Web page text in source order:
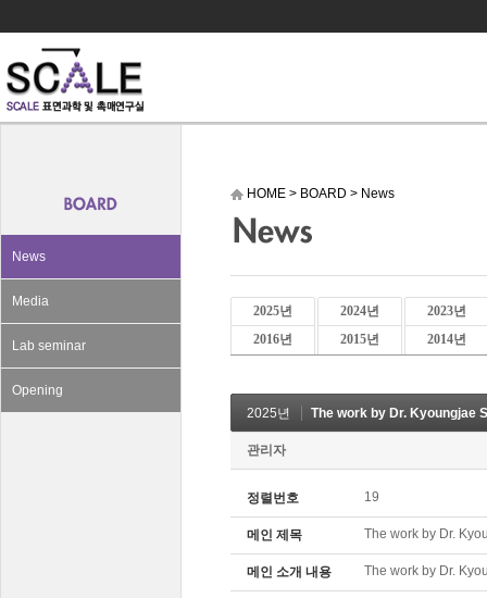
News
Media
Lab seminar
Opening
HOME > BOARD > News
2025년 2024년
2023년
2016년
2015년 2014년
2025년 The work by Dr. Kyoungjae
관리자
정렬번호 19
메인 제목 The work by Dr.
메인 소개 내용 The work by Dr.